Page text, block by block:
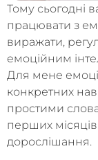
Тому сьогодні
працювати з
виражати,
емоційним
Для мене
конкретних
простими
перших місяців
дорослішання.